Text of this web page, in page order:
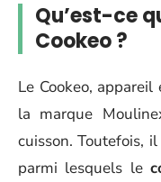
Qu’est-ce
Cookeo ?
Le Cookeo,
la marque
cuisson. Toutefois,
parmi lesquels le